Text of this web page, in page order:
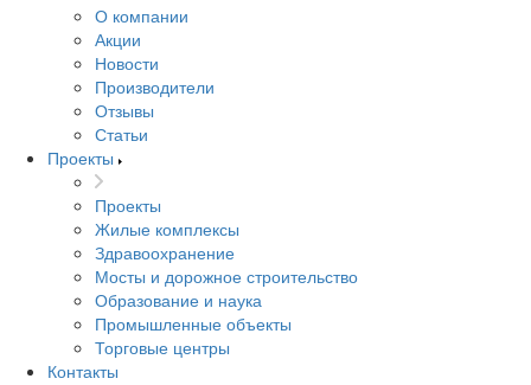
О компании
Акции
Новости
Производители
Отзывы
Статьи
Проекты
Проекты
Жилые комплексы
Здравоохранение
Мосты и дорожное строительство
Образование и наука
Промышленные объекты
Торговые центры
Контакты